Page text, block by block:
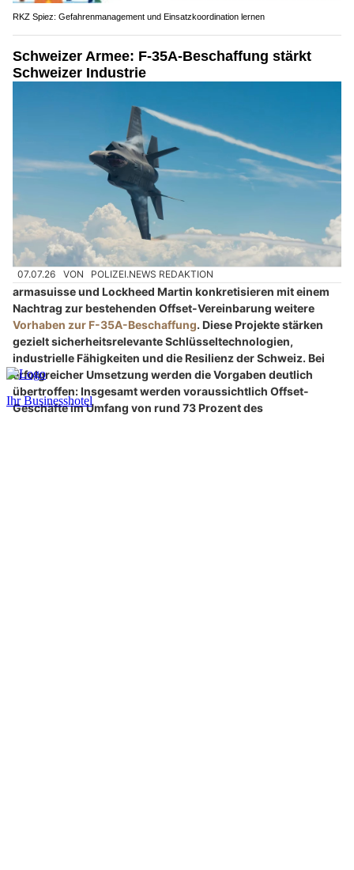
RKZ Spiez: Gefahrenmanagement und Einsatzkoordination lernen
Schweizer Armee: F-35A-Beschaffung stärkt
Schweizer Industrie
07.07.26 VON POLIZEI.NEWS REDAKTION
armasuisse und Lockheed Martin konkretisieren mit einem
Nachtrag zur bestehenden Offset-Vereinbarung weitere
Vorhaben zur F-35A-Beschaffung. Diese Projekte stärken
gezielt sicherheitsrelevante Schlüsseltechnologien,
industrielle Fähigkeiten und die Resilienz der Schweiz. Bei
erfolgreicher Umsetzung werden die Vorgaben deutlich
übertroffen: Insgesamt werden voraussichtlich Offset-
Geschäfte im Umfang von rund 73 Prozent des